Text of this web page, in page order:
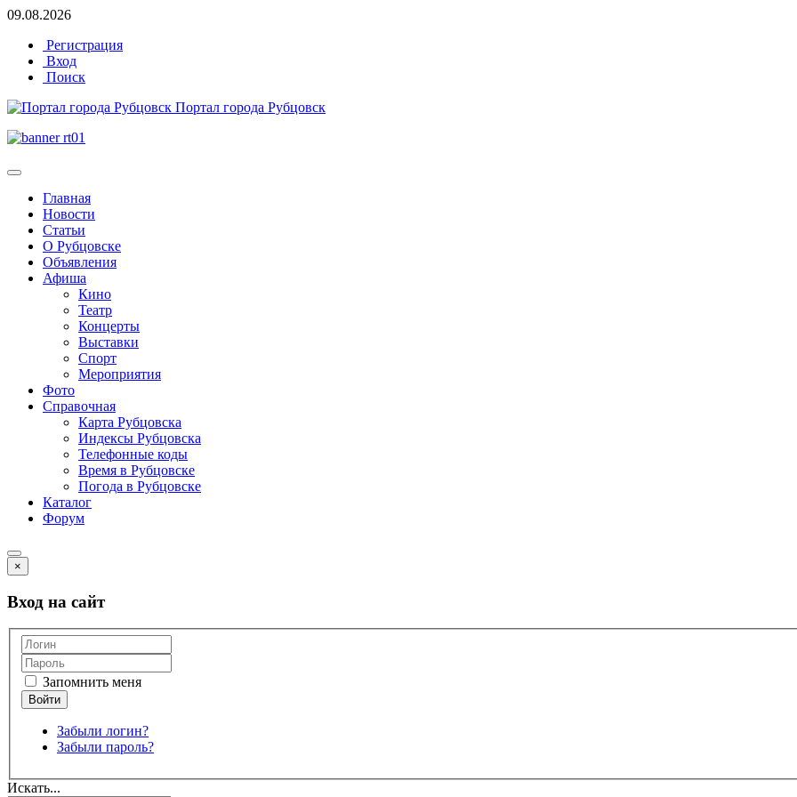
09.08.2026
Регистрация
Вход
Поиск
Портал города Рубцовск
Главная
Новости
Статьи
О Рубцовске
Объявления
Афиша
Кино
Театр
Концерты
Выставки
Спорт
Мероприятия
Фото
Справочная
Карта Рубцовска
Индексы Рубцовска
Телефонные коды
Время в Рубцовске
Погода в Рубцовске
Каталог
Форум
×
Вход на сайт
Запомнить меня
Забыли логин?
Забыли пароль?
Искать...